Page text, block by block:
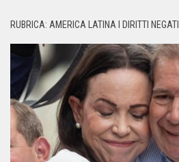
RUBRICA: AMERICA LATINA I DIRITTI NEGATI